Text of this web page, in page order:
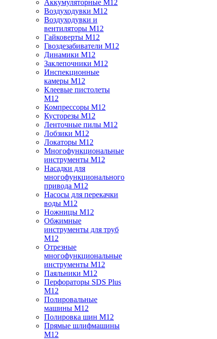
Аккумуляторные M12
Воздуходувки M12
Воздуходувки и
вентиляторы M12
Гайковерты M12
Гвоздезабиватели M12
Динамики M12
Заклепочники M12
Инспекционные
камеры M12
Клеевые пистолеты
M12
Компрессоры M12
Кусторезы M12
Ленточные пилы M12
Лобзики M12
Локаторы M12
Многофункциональные
инструменты M12
Насадки для
многофункционального
привода M12
Насосы для перекачки
воды M12
Ножницы M12
Обжимные
инструменты для труб
M12
Отрезные
многофункциональные
инструменты M12
Паяльники M12
Перфораторы SDS Plus
M12
Полировальные
машины M12
Полировка шин M12
Прямые шлифмашины
M12